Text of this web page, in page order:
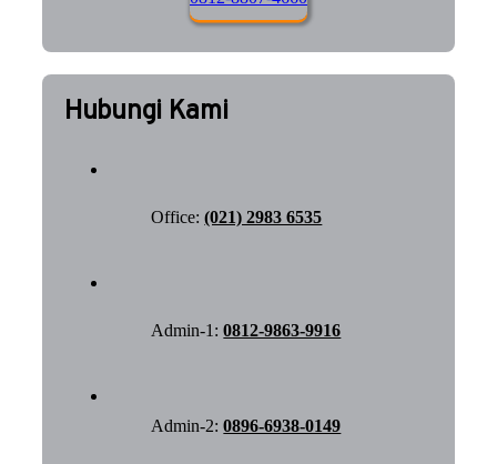
Hubungi Kami
Office:(021) 2983 6535
Admin-1:0812-9863-9916
Admin-2:0896-6938-0149